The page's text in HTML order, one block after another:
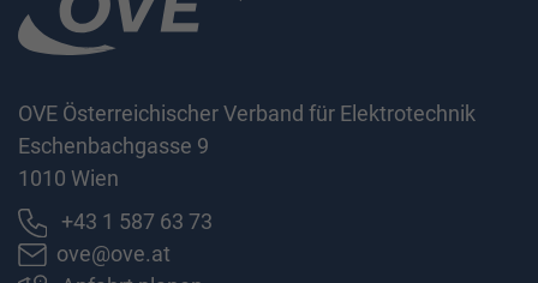
OVE Österreichischer Verband für Elektrotechnik
Eschenbachgasse 9
1010 Wien
+43 1 587 63 73
ove@ove.at